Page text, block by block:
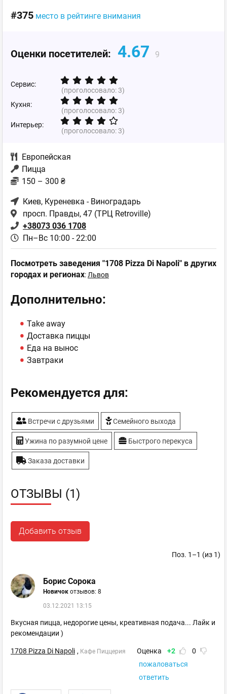
#375 место в рейтинге внимания
Оценки посетителей: 4.67 9
Сервис:
(проголосовало:3)
Кухня:
(проголосовало:3)
Интерьер:
(проголосовало:3)
Европейская
Пицца
150 – 300 ₴
Киев, Куреневка - Виноградарь
просп. Правды, 47 (ТРЦ Retroville)
+38073 036 1708
Пн–Вс 10:00 - 22:00
Посмотреть заведения "1708 Pizza Di Napoli" в других
городах и регионах: Львов
Дополнительно:
Take away
Доставка пиццы
Еда на вынос
Завтраки
Рекомендуется для:
Встречи с друзьями Семейного выхода
Ужина по разумной цене Быстрого перекуса
Заказа доставки
ОТЗЫВЫ (1)
Добавить отзыв
Поз. 1–1 (из 1)
Борис Сорока
Новичок отзывов: 8
03.12.2021 13:15
Вкусная пицца, недорогие цены, креативная подача... Лайк и
рекомендации )
1708 Pizza Di Napoli , Кафе Пиццерия Оценка +2
0
пожаловаться
ответить